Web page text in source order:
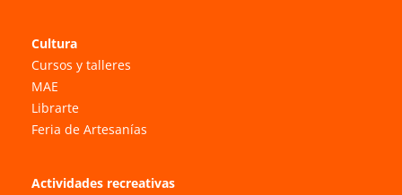
Cultura
Cursos y talleres
MAE
Librarte
Feria de Artesanías
Actividades recreativas